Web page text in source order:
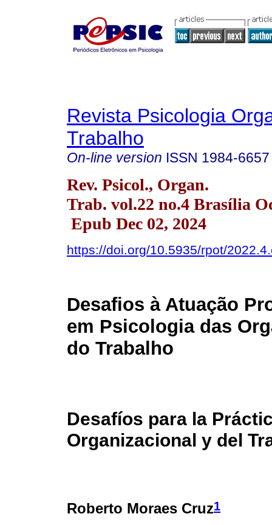
Revista Psicologia
Trabalho
On-line version ISSN 1984-6657
Rev. Psicol., Organ.
Trab. vol.22 no.4 Brasília
Epub Dec 02, 2024
https://doi.org/10.5935/rpot/
Desafios à Atuação
em Psicologia das
do Trabalho
Desafíos para la
Organizacional y del
Roberto Moraes Cruz1